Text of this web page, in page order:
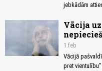
jebkādām
Vācija
1.feb
Vācijā
pret